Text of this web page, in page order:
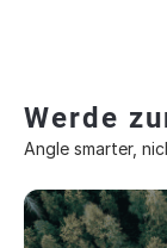
Werde
Angle smarter,